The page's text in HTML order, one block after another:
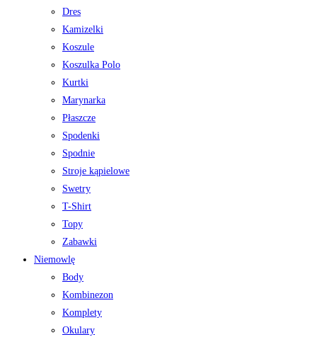
Dres
Kamizelki
Koszule
Koszulka Polo
Kurtki
Marynarka
Płaszcze
Spodenki
Spodnie
Stroje kąpielowe
Swetry
T-Shirt
Topy
Zabawki
Niemowlę
Body
Kombinezon
Komplety
Okulary